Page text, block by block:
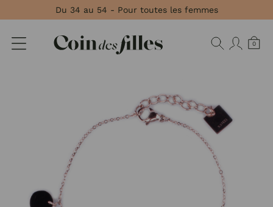
Du 34 au 54 - Pour toutes les femmes
0
Panneau de gestion des cookies